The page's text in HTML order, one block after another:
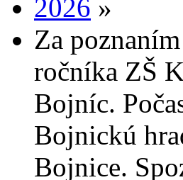
2026 »
Za
ročníka ZŠ
Bojníc.
Bojnickú
Bojnice.